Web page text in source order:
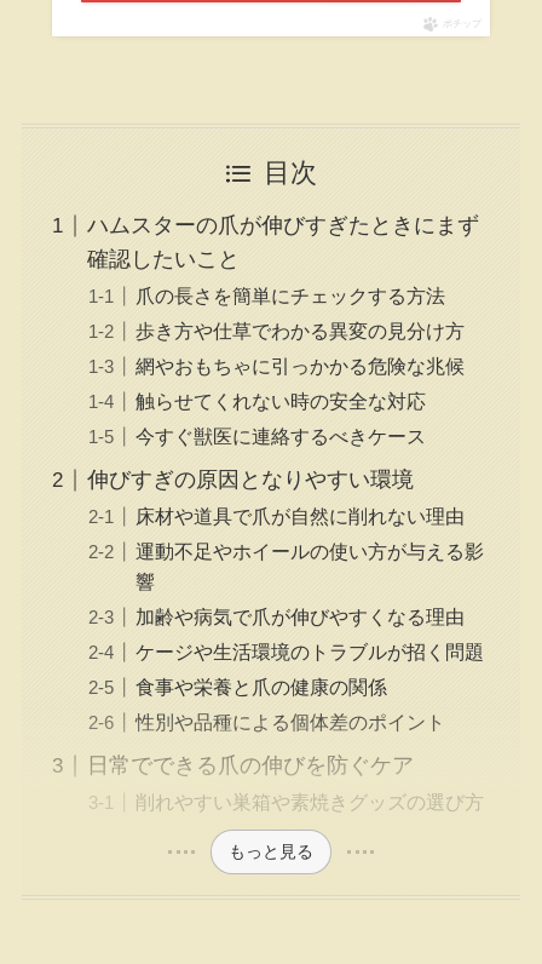
ポチップ
目次
ハムスターの爪が伸びすぎたときにまず
確認したいこと
爪の長さを簡単にチェックする方法
歩き方や仕草でわかる異変の見分け方
網やおもちゃに引っかかる危険な兆候
触らせてくれない時の安全な対応
今すぐ獣医に連絡するべきケース
伸びすぎの原因となりやすい環境
床材や道具で爪が自然に削れない理由
運動不足やホイールの使い方が与える影
響
加齢や病気で爪が伸びやすくなる理由
ケージや生活環境のトラブルが招く問題
食事や栄養と爪の健康の関係
性別や品種による個体差のポイント
日常でできる爪の伸びを防ぐケア
削れやすい巣箱や素焼きグッズの選び方
もっと見る